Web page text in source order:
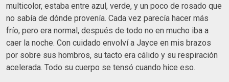
multicolor, estaba entre azul, verde, y un poco de rosado que
no sabía de dónde provenía. Cada vez parecía hacer más
frío, pero era normal, después de todo no en mucho iba a
caer la noche. Con cuidado envolví a Jayce en mis brazos
por sobre sus hombros, su tacto era cálido y su respiración
acelerada. Todo su cuerpo se tensó cuando hice eso.